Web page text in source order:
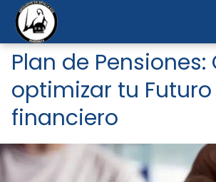
Plan de
optimizar tu Futuro
financiero